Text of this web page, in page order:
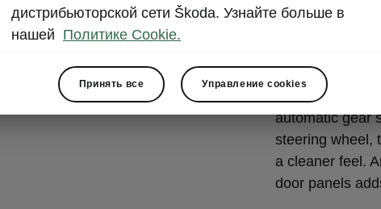
Škoda logo in
elements in a
infotainment
protrudes from
it is always at
automatic gear
steering wheel,
a cleaner feel.
door panels
дистрибьюторской сети Škoda. Узнайте больше в
нашей Политике Cookie.
Принять все Управление cookies